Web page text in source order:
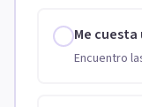
Me
Encuentro